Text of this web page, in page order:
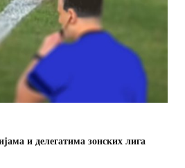
и делегатима зонских лига